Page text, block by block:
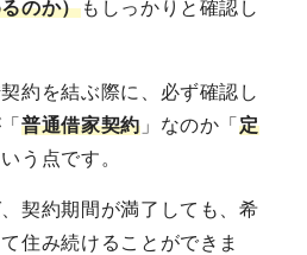
のか）もしっかりと確認し
約を結ぶ際に、必ず確認し
普通借家契約」なのか「定
う点です。
契約期間が満了しても、希
住み続けることができま